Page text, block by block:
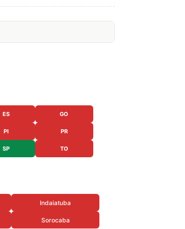
ES GO
PI PR
SP TO
Indaiatuba
Sorocaba